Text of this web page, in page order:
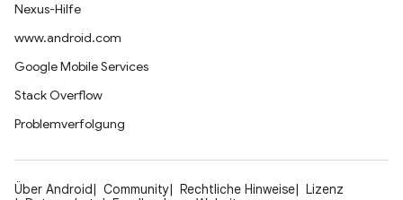
Nexus-Hilfe
www.android.com
Google Mobile Services
Stack Overflow
Problemverfolgung
Über Android Community Rechtliche Hinweise
Lizenz